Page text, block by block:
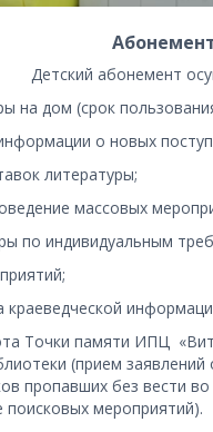
Детский абонемент
на дом (срок
о новых
литературы;
массовых
по индивидуальным
краеведческой
Точки памяти ИПЦ
(прием
пропавших без вести
мероприятий).